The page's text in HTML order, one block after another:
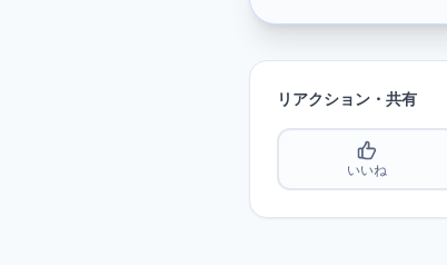
リアクション・共有
いいね